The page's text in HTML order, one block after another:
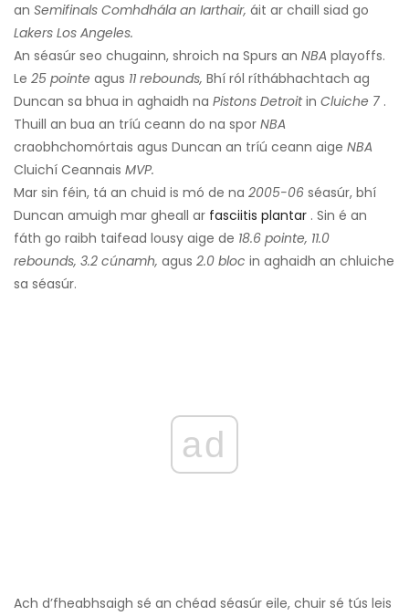
an Semifinals Comhdhála an Iarthair, áit ar chaill siad go
Lakers Los Angeles.
An séasúr seo chugainn, shroich na Spurs an NBA playoffs.
Le 25 pointe agus 11 rebounds, Bhí ról ríthábhachtach ag
Duncan sa bhua in aghaidh na Pistons Detroitin Cluiche 7 .
Thuill an bua an tríú ceann do na spor NBA
craobhchomórtais agus Duncan an tríú ceann aige NBA
Cluichí Ceannais MVP.
Mar sin féin, tá an chuid is mó de na 2005-06 séasúr, bhí
Duncan amuigh mar gheall ar fasciitis plantar . Sin é an
fáth go raibh taifead lousy aige de 18.6 pointe, 11.0
rebounds, 3.2 cúnamh, agus 2.0 bloc in aghaidh an chluiche
sa séasúr.
ad
Ach d’fheabhsaigh sé an chéad séasúr eile, chuir sé tús leis